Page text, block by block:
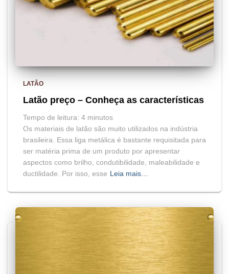
LATÃO
Latão preço – Conheça as características
Tempo de leitura: 4 minutos
Os materiais de latão são muito utilizados na indústria
brasileira. Essa liga metálica é bastante requisitada para
ser matéria prima de um produto por apresentar
aspectos como brilho, condutibilidade, maleabilidade e
ductilidade. Por isso, esse Leia mais…